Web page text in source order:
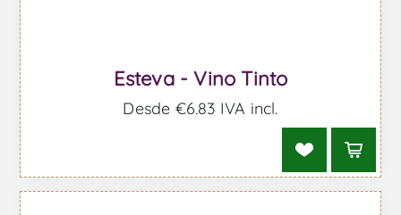
Esteva - Vino Tinto
Desde €6,83 IVA incl.